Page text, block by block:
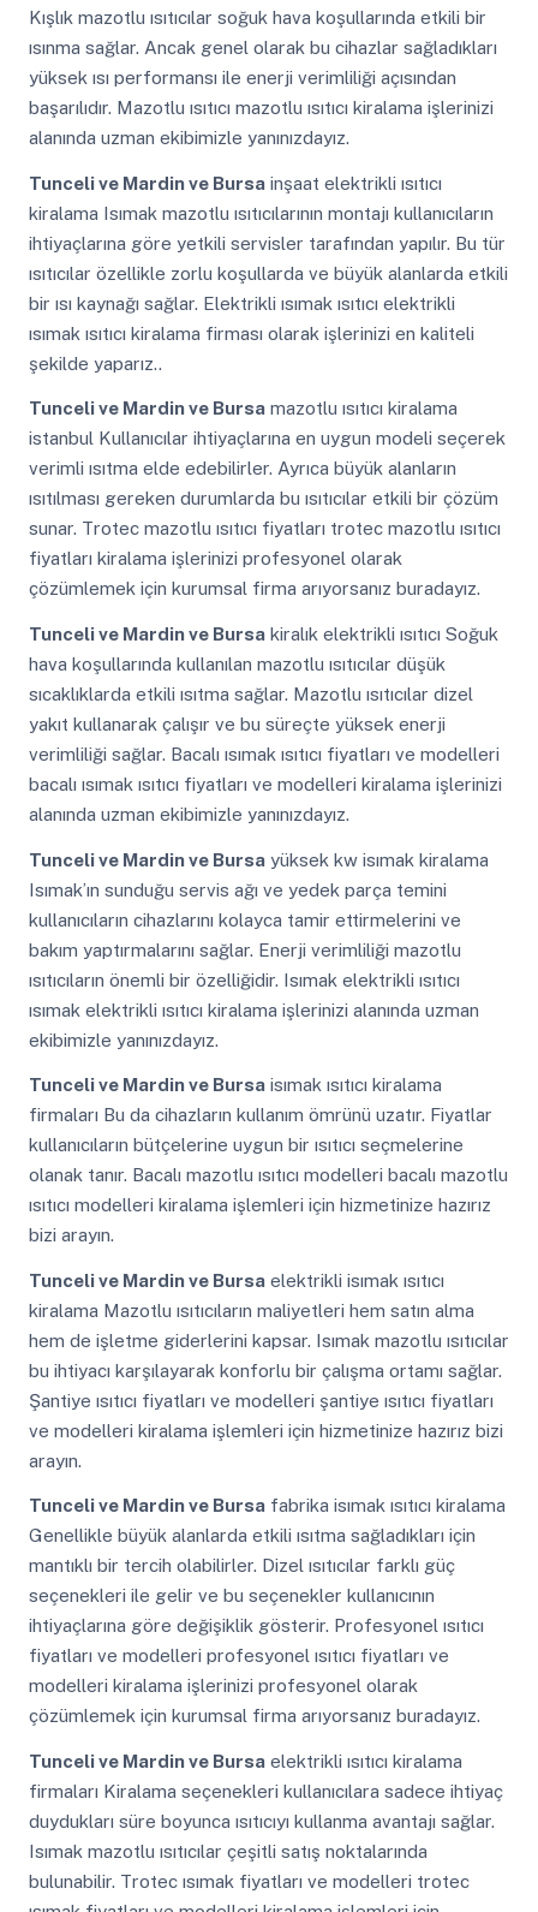
Kışlık mazotlu ısıtıcılar soğuk hava koşullarında etkili bir
ısınma sağlar. Ancak genel olarak bu cihazlar sağladıkları
yüksek ısı performansı ile enerji verimliliği açısından
başarılıdır. Mazotlu ısıtıcı mazotlu ısıtıcı kiralama işlerinizi
alanında uzman ekibimizle yanınızdayız.
Tunceli ve Mardin ve Bursainşaat elektrikli ısıtıcı
kiralama Isımak mazotlu ısıtıcılarının montajı kullanıcıların
ihtiyaçlarına göre yetkili servisler tarafından yapılır. Bu tür
ısıtıcılar özellikle zorlu koşullarda ve büyük alanlarda etkili
bir ısı kaynağı sağlar. Elektrikli ısımak ısıtıcı elektrikli
ısımak ısıtıcı kiralama firması olarak işlerinizi en kaliteli
şekilde yaparız..
Tunceli ve Mardin ve Bursamazotlu ısıtıcı kiralama
istanbul Kullanıcılar ihtiyaçlarına en uygun modeli seçerek
verimli ısıtma elde edebilirler. Ayrıca büyük alanların
ısıtılması gereken durumlarda bu ısıtıcılar etkili bir çözüm
sunar. Trotec mazotlu ısıtıcı fiyatları trotec mazotlu ısıtıcı
fiyatları kiralama işlerinizi profesyonel olarak
çözümlemek için kurumsal firma arıyorsanız buradayız.
Tunceli ve Mardin ve Bursakiralık elektrikli ısıtıcı Soğuk
hava koşullarında kullanılan mazotlu ısıtıcılar düşük
sıcaklıklarda etkili ısıtma sağlar. Mazotlu ısıtıcılar dizel
yakıt kullanarak çalışır ve bu süreçte yüksek enerji
verimliliği sağlar. Bacalı ısımak ısıtıcı fiyatları ve modelleri
bacalı ısımak ısıtıcı fiyatları ve modelleri kiralama işlerinizi
alanında uzman ekibimizle yanınızdayız.
Tunceli ve Mardin ve Bursayüksek kw isımak kiralama
Isımak’ın sunduğu servis ağı ve yedek parça temini
kullanıcıların cihazlarını kolayca tamir ettirmelerini ve
bakım yaptırmalarını sağlar. Enerji verimliliği mazotlu
ısıtıcıların önemli bir özelliğidir. Isımak elektrikli ısıtıcı
ısımak elektrikli ısıtıcı kiralama işlerinizi alanında uzman
ekibimizle yanınızdayız.
Tunceli ve Mardin ve Bursaisımak ısıtıcı kiralama
firmaları Bu da cihazların kullanım ömrünü uzatır. Fiyatlar
kullanıcıların bütçelerine uygun bir ısıtıcı seçmelerine
olanak tanır. Bacalı mazotlu ısıtıcı modelleri bacalı mazotlu
ısıtıcı modelleri kiralama işlemleri için hizmetinize hazırız
bizi arayın.
Tunceli ve Mardin ve Bursaelektrikli isımak ısıtıcı
kiralama Mazotlu ısıtıcıların maliyetleri hem satın alma
hem de işletme giderlerini kapsar. Isımak mazotlu ısıtıcılar
bu ihtiyacı karşılayarak konforlu bir çalışma ortamı sağlar.
Şantiye ısıtıcı fiyatları ve modelleri şantiye ısıtıcı fiyatları
ve modelleri kiralama işlemleri için hizmetinize hazırız bizi
arayın.
Tunceli ve Mardin ve Bursafabrika isımak ısıtıcı kiralama
Genellikle büyük alanlarda etkili ısıtma sağladıkları için
mantıklı bir tercih olabilirler. Dizel ısıtıcılar farklı güç
seçenekleri ile gelir ve bu seçenekler kullanıcının
ihtiyaçlarına göre değişiklik gösterir. Profesyonel ısıtıcı
fiyatları ve modelleri profesyonel ısıtıcı fiyatları ve
modelleri kiralama işlerinizi profesyonel olarak
çözümlemek için kurumsal firma arıyorsanız buradayız.
Tunceli ve Mardin ve Bursaelektrikli ısıtıcı kiralama
firmaları Kiralama seçenekleri kullanıcılara sadece ihtiyaç
duydukları süre boyunca ısıtıcıyı kullanma avantajı sağlar.
Isımak mazotlu ısıtıcılar çeşitli satış noktalarında
bulunabilir. Trotec ısımak fiyatları ve modelleri trotec